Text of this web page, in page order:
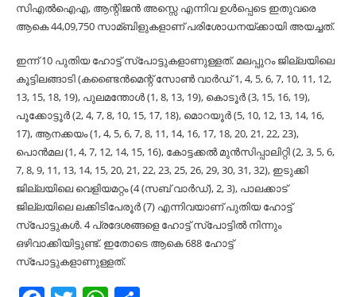
സിഎല്‍ഐഎ, ആന്റിജന്‍ അസ്സെ എന്നിവ ഉള്‍പ്പെടെ ഇതുവരെ
ആകെ 44,09,750 സാമ്ബിളുകളാണ് പരിശോധനയ്ക്കായി അയച്ചത്.
ഇന്ന് 10 പുതിയ ഹോട്ട് സ്‌പോട്ടുകളാണുള്ളത്. മലപ്പുറം ജില്ലയിലെ
കൂട്ടിലങ്ങാടി (കണ്ടൈന്‍മെന്റ് സോണ്‍ വാര്‍ഡ് 1, 4, 5, 6, 7, 10, 11, 12,
13, 15, 18, 19), പുലമന്തോള്‍ (1, 8, 13, 19), കൊടൂര്‍ (3, 15, 16, 19),
പൂക്കോട്ടൂര്‍ (2, 4, 7, 8, 10, 15, 17, 18), മൊറയൂര്‍ (5, 10, 12, 13, 14, 16,
17), ആനക്കയം (1, 4, 5, 6, 7, 8, 11, 14, 16, 17, 18, 20, 21, 22, 23),
പൊന്‍മല (1, 4, 7, 12, 14, 15, 16), കോട്ടക്കല്‍ മുന്‍സിപ്പാലിറ്റി (2, 3, 5, 6,
7, 8, 9, 11, 13, 14, 15, 20, 21, 22, 23, 25, 26, 29, 30, 31, 32), ഇടുക്കി
ജില്ലയിലെ വെളിയമറ്റം (4 (സബ് വാര്‍ഡ്), 2, 3), പാലക്കാട്
ജില്ലയിലെ ലക്കിടിപേരൂര്‍ (7) എന്നിവയാണ് പുതിയ ഹോട്ട്
സ്‌പോട്ടുകള്‍. 4 പ്രദേശങ്ങളെ ഹോട്ട് സ്‌പോട്ടില്‍ നിന്നും
ഒഴിവാക്കിയിട്ടുണ്ട്. ഇതോടെ ആകെ 688 ഹോട്ട്
സ്‌പോട്ടുകളാണുള്ളത്.